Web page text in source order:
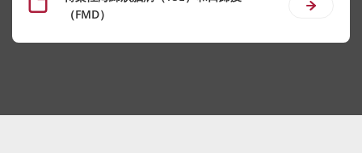
（FMD）